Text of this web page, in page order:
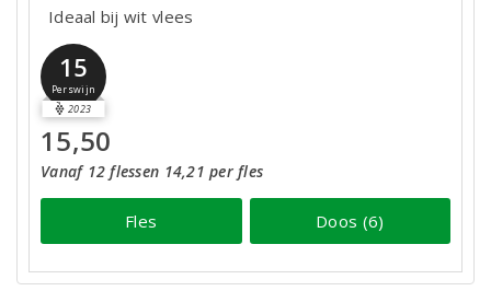
Ideaal bij wit vlees
15
Perswijn
2023
15,50
Vanaf 12 flessen 14,21 per fles
Fles Doos (6)